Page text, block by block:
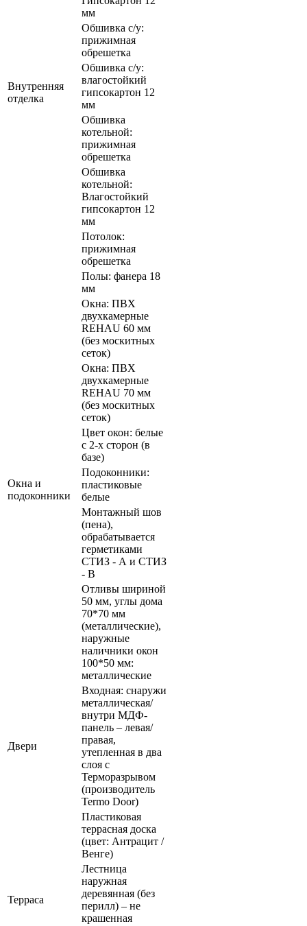
Внутренняя
отделка
мм
Обшивка с/у:
прижимная
обрешетка
Обшивка с/у:
влагостойкий
гипсокартон 12
мм
Обшивка
котельной:
прижимная
обрешетка
Обшивка
котельной:
Влагостойкий
гипсокартон 12
мм
Потолок:
прижимная
обрешетка
Полы: фанера 18
мм
Окна и
подоконники
Окна: ПВХ
двухкамерные
REHAU 60 мм
(без москитных
сеток)
Окна: ПВХ
двухкамерные
REHAU 70 мм
(без москитных
сеток)
Цвет окон: белые
с 2-х сторон (в
базе)
Подоконники:
пластиковые
белые
Монтажный шов
(пена),
обрабатывается
герметиками
СТИЗ - А и СТИЗ
- В
Отливы шириной
50 мм, углы дома
70*70 мм
(металлические),
наружные
наличники окон
100*50 мм:
металлические
Двери
Входная: снаружи
металлическая/
внутри МДФ-
панель – левая/
правая,
утепленная в два
слоя с
Терморазрывом
(производитель
Termo Door)
Терраса
Пластиковая
террасная доска
(цвет: Антрацит /
Венге)
Лестница
наружная
деревянная (без
перилл) – не
крашенная